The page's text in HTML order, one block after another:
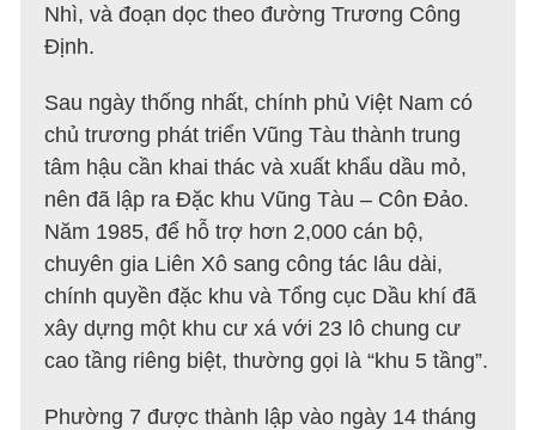
Nhì, và đoạn dọc theo đường Trương Công
Định.
Sau ngày thống nhất, chính phủ Việt Nam có
chủ trương phát triển Vũng Tàu thành trung
tâm hậu cần khai thác và xuất khẩu dầu mỏ,
nên đã lập ra Đặc khu Vũng Tàu – Côn Đảo.
Năm 1985, để hỗ trợ hơn 2,000 cán bộ,
chuyên gia Liên Xô sang công tác lâu dài,
chính quyền đặc khu và Tổng cục Dầu khí đã
xây dựng một khu cư xá với 23 lô chung cư
cao tầng riêng biệt, thường gọi là “khu 5 tầng”.
Phường 7 được thành lập vào ngày 14 tháng